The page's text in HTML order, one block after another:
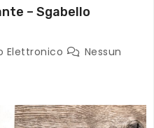
– Sgabello
Elettronico
Nessun